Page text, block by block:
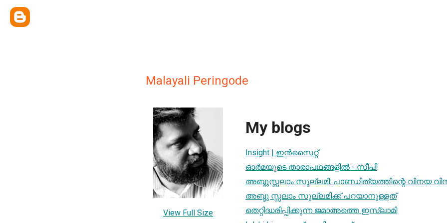
Malayali Peringode
View Full Size
My blogs
Insight | ഇൻസൈറ്റ്
ഓർമയുടെ താരാപഥങ്ങളിൽ - സീപി
അബ്ദുസ്സലാം സുല്ലമി: പാണ്ഡിത്യത്തിന്റെ വിനയ
അബ്ദു സ്സലാം സുല്ലമിക്ക് പറയാനുള്ളത്
തെറ്റിദ്ധരിപ്പിക്കുന്ന ജമാ‌അത്തെ ഇസ്‌ലാമി